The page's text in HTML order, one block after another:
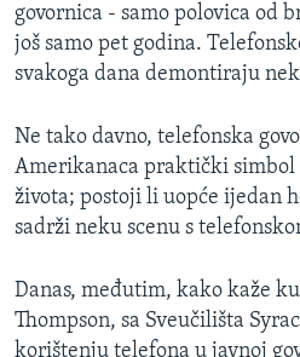
MAGAZIN
O GLASU AMERIKE
Learning English
PRATITE NAS
Jezici
govornica - samo polovica od
još samo pet godina.
svakoga dana demontiraju
Ne tako davno, telefonska
Amerikanaca praktički simbol
života; postoji li uopće ijedan
sadrži neku scenu s
Danas, međutim, kako kaže
Thompson, sa Sveučilišta
korištenju telefona u javnoj